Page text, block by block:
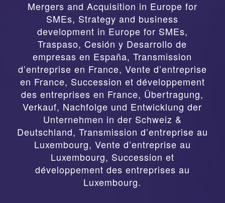
Mergers and Acquisition in Europe for
SMEs, Strategy and business
development in Europe for SMEs,
Traspaso, Cesión y Desarrollo de
empresas en España,Transmission
d’entreprise en France, Vente d’entreprise
en France, Succession et développement
des entreprises en France, Übertragung,
Verkauf, Nachfolge und Entwicklung der
Unternehmen in der Schweiz &
Deutschland, Transmission d’entreprise au
Luxembourg, Vente d’entreprise au
Luxembourg, Succession et
développement des entreprises au
Luxembourg.